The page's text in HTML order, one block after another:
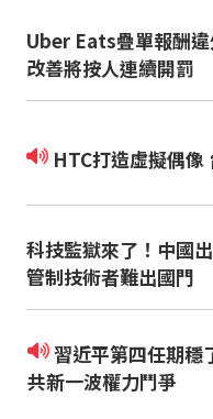
Uber Eats疊單報酬
改善將按人連續開罰
HTC打造虛擬偶像
科技監獄來了！中國
管制技術者難出國門
習近平第四任期穩了？從五中全會解析中
共新一波權力鬥爭